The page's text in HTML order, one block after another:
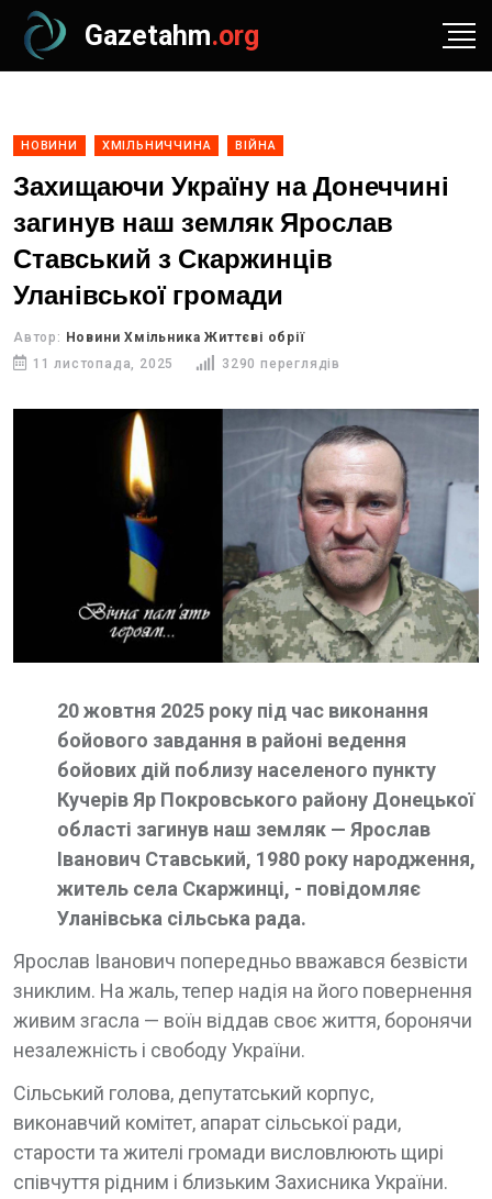
Gazetahm.org
НОВИНИ ХМІЛЬНИЧЧИНА ВІЙНА
Захищаючи Україну на Донеччині
загинув наш земляк Ярослав
Ставський з Скаржинців
Уланівської громади
Автор: Новини Хмільника Життєві обрії
11 листопада, 2025
3290 переглядів
20 жовтня 2025 року під час виконання
бойового завдання в районі ведення
бойових дій поблизу населеного пункту
Кучерів Яр Покровського району Донецької
області загинув наш земляк — Ярослав
Іванович Ставський, 1980 року народження,
житель села Скаржинці, - повідомляє
Уланівська сільська рада.
Ярослав Іванович попередньо вважався безвісти
зниклим. На жаль, тепер надія на його повернення
живим згасла — воїн віддав своє життя, боронячи
незалежність і свободу України.
Сільський голова, депутатський корпус,
виконавчий комітет, апарат сільської ради,
старости та жителі громади висловлюють щирі
співчуття рідним і близьким Захисника України.